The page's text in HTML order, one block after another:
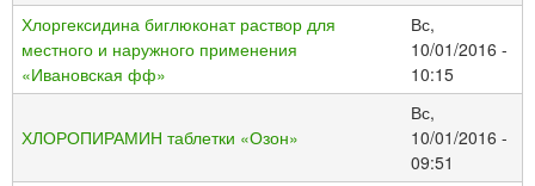
Хлоргексидина биглюконат раствор для
местного и наружного применения
«Ивановская фф»
Вс,
10/01/2016 -
10:15
ХЛОРОПИРАМИН таблетки «Озон»
Вс,
10/01/2016 -
09:51